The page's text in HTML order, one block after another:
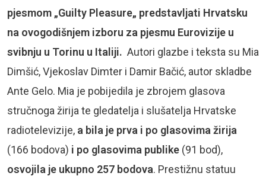
pjesmom „Guilty Pleasure„ predstavljati Hrvatsku
na ovogodišnjem izboru za pjesmu Eurovizije u
svibnju u Torinu u Italiji. Autori glazbe i teksta su Mia
Dimšić, Vjekoslav Dimter i Damir Bačić, autor skladbe
Ante Gelo. Mia je pobijedila je zbrojem glasova
stručnoga žirija te gledatelja i slušatelja Hrvatske
radiotelevizije, a bila je prva i po glasovima žirija
(166 bodova) i po glasovima publike (91 bod),
osvojila je ukupno 257 bodova. Prestižnu statuu